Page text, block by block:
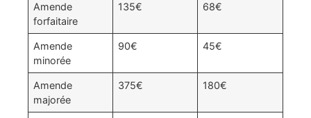
Amende
forfaitaire
135€ 68€
Amende
minorée
90€ 45€
Amende
majorée
375€ 180€